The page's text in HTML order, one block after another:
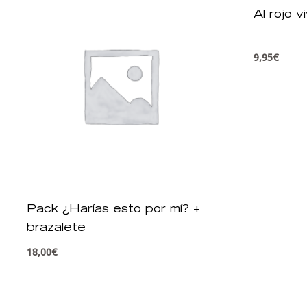
Pack ¿Harías esto por mí? +
brazalete
18,00€
Al rojo
9,95€